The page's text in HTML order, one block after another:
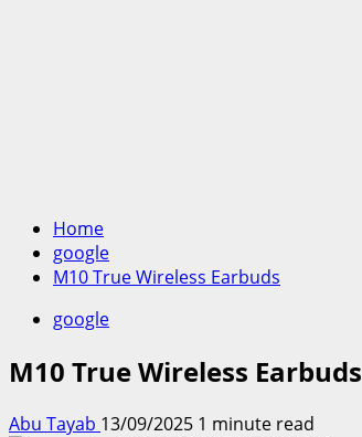
Home
google
M10 True Wireless Earbuds
google
M10 True Wireless Earbuds
Abu Tayab 13/09/2025 1 minute read